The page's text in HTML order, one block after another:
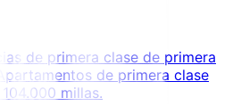
de primera clase de primera
de primera clase
millas.